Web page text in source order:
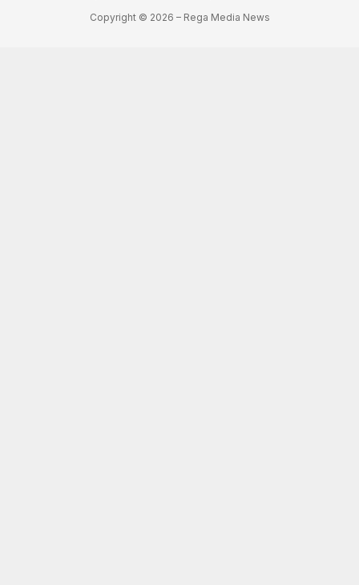
Copyright © 2026 – Rega Media News